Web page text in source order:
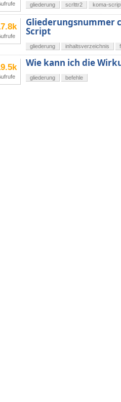
gliederung scrlttr2 koma-
Gliederungsnummer
Script
gliederung inhaltsverzeichnis
Wie kann ich die
gliederung befehle